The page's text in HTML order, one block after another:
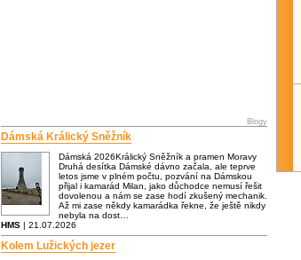
Blogy
Dámská Králický Sněžník
Dámská 2026Králický Sněžník a pramen Moravy
Druhá desítka Dámské dávno začala, ale teprve
letos jsme v plném počtu, pozvání na Dámskou
přijal i kamarád Milan, jako důchodce nemusí řešit
dovolenou a nám se zase hodí zkušený mechanik.
Až mi zase někdy kamarádka řekne, že ještě nikdy
nebyla na dost…
HMS | 21.07.2026
Kolem Lužických jezer